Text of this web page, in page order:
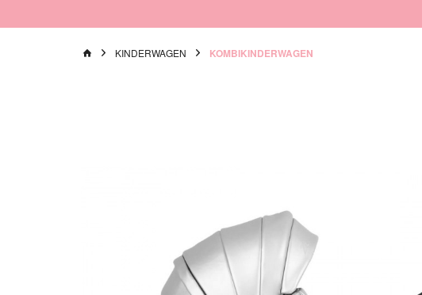
KINDERWAGEN KOMBIKINDERWAGEN